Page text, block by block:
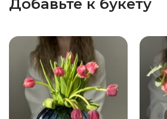
Добавьте к букету